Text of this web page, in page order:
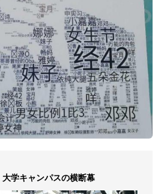
学キャンパスの横断幕